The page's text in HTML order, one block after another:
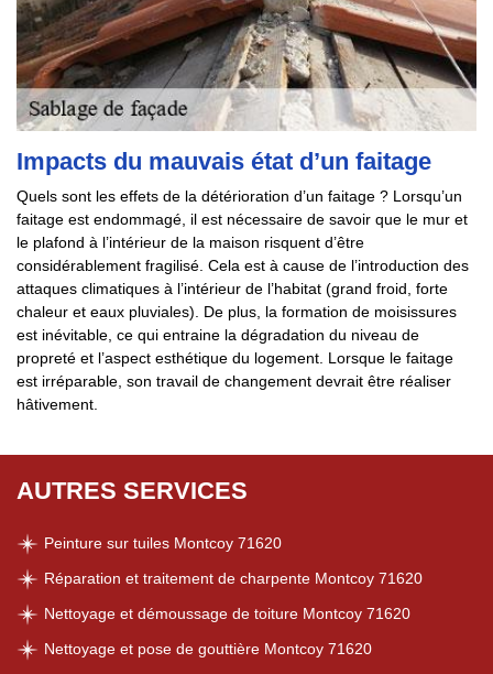
Impacts du mauvais état d’un faitage
Quels sont les effets de la détérioration d’un faitage ? Lorsqu’un
faitage est endommagé, il est nécessaire de savoir que le mur et
le plafond à l’intérieur de la maison risquent d’être
considérablement fragilisé. Cela est à cause de l’introduction des
attaques climatiques à l’intérieur de l’habitat (grand froid, forte
chaleur et eaux pluviales). De plus, la formation de moisissures
est inévitable, ce qui entraine la dégradation du niveau de
propreté et l’aspect esthétique du logement. Lorsque le faitage
est irréparable, son travail de changement devrait être réaliser
hâtivement.
AUTRES SERVICES
Peinture sur tuiles Montcoy 71620
Réparation et traitement de charpente Montcoy 71620
Nettoyage et démoussage de toiture Montcoy 71620
Nettoyage et pose de gouttière Montcoy 71620